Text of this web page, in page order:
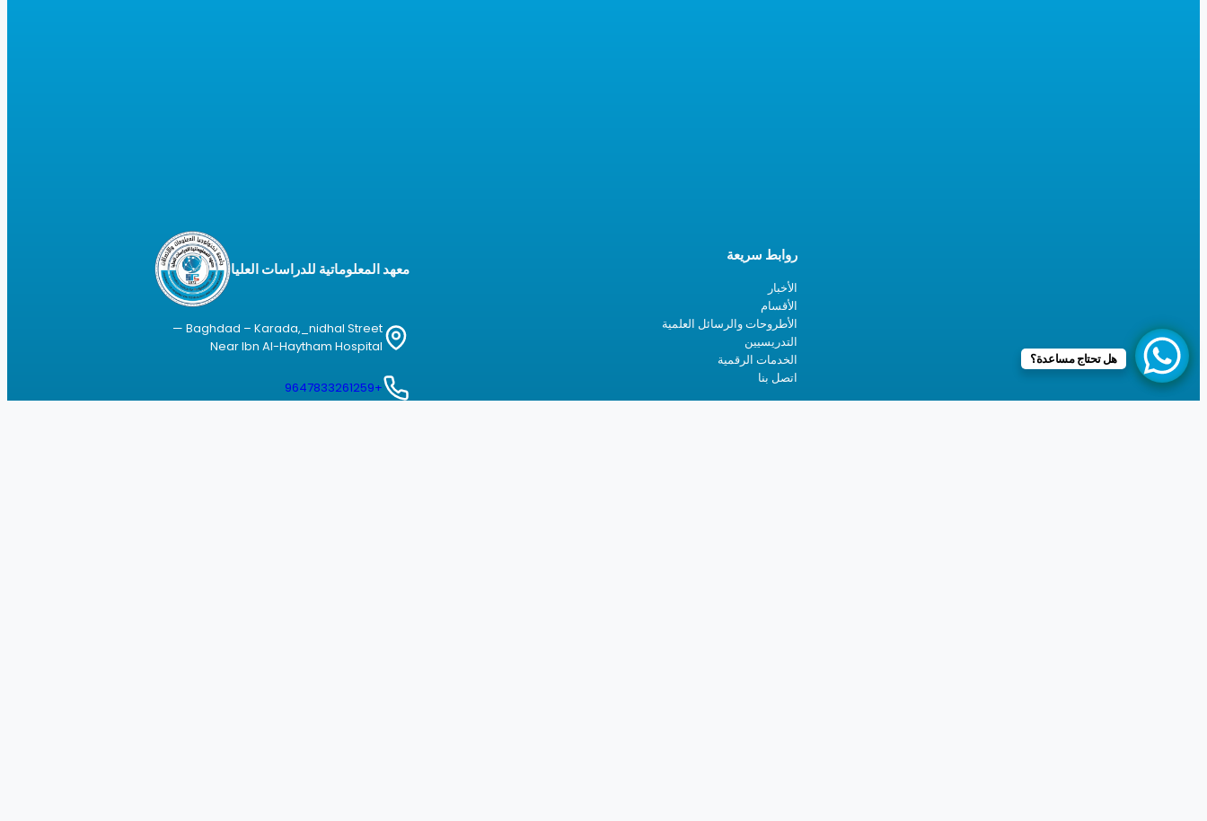
روابط سريعة
الأخبار
الأقسام
الأطروحات والرسائل العلمية
التدريسيين
الخدمات الرقمية
اتصل بنا
معهد المعلوماتية للدراسات العليا
Baghdad – Karada,_nidhal Street —
Near Ibn Al-Haytham Hospital
+9647833261259
هل تحتاج مساعدة؟